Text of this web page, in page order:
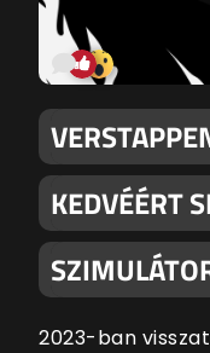
KEDVÉÉRT
2023-ban